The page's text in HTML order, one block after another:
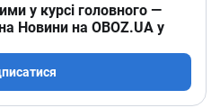
у курсі головного —
Новини на OBOZ.UA у